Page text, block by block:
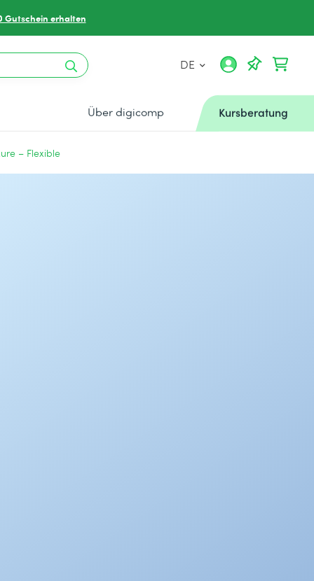
Gutschein erhalten
DE
Über digicomp Kursberatung
– Flexible